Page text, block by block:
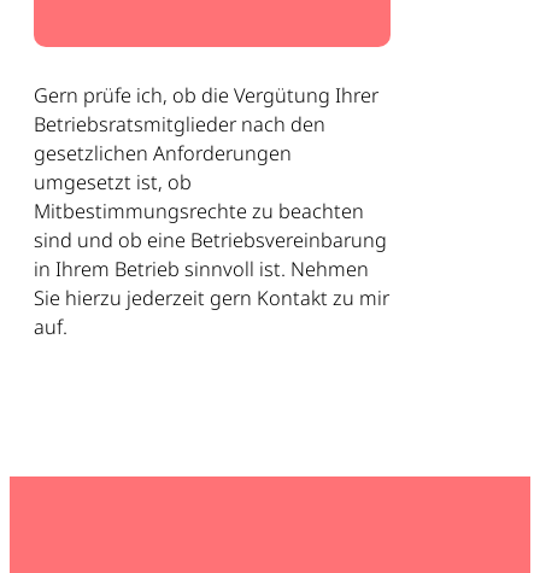
Gern prüfe ich, ob die Vergütung Ihrer
Betriebsratsmitglieder nach den
gesetzlichen Anforderungen
umgesetzt ist, ob
Mitbestimmungsrechte zu beachten
sind und ob eine Betriebsvereinbarung
in Ihrem Betrieb sinnvoll ist. Nehmen
Sie hierzu jederzeit gern Kontakt zu mir
auf.